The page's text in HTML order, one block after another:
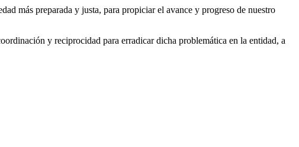
más preparada y justa, para propiciar el avance y progreso de nuestro
y reciprocidad para erradicar dicha problemática en la entidad, a